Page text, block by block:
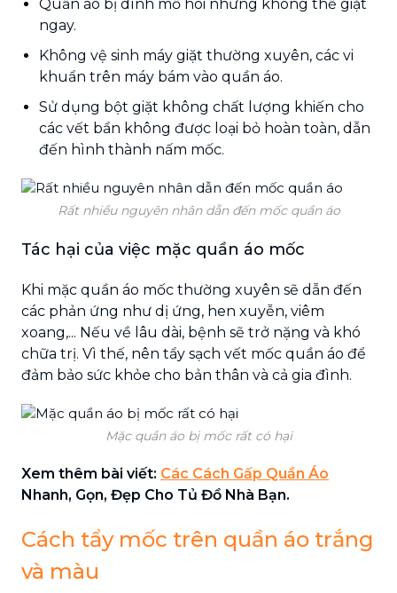
Quần áo bị dính mồ hôi nhưng không thể giặt
ngay.
Không vệ sinh máy giặt thường xuyên, các vi
khuẩn trên máy bám vào quần áo.
Sử dụng bột giặt không chất lượng khiến cho
các vết bẩn không được loại bỏ hoàn toàn, dẫn
đến hình thành nấm mốc.
Rất nhiều nguyên nhân dẫn đến mốc quần áo
Tác hại của việc mặc quần áo mốc
Khi mặc quần áo mốc thường xuyên sẽ dẫn đến
các phản ứng như dị ứng, hen xuyễn, viêm
xoang,... Nếu về lâu dài, bệnh sẽ trở nặng và khó
chữa trị. Vì thế, nên tẩy sạch vết mốc quần áo để
đảm bảo sức khỏe cho bản thân và cả gia đình.
Mặc quần áo bị mốc rất có hại
Xem thêm bài viết: Các Cách Gấp Quần Áo
Nhanh, Gọn, Đẹp Cho Tủ Đồ Nhà Bạn.
Cách tẩy mốc trên quần áo trắng
và màu